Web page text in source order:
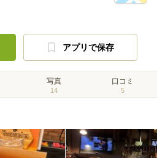
アプリで保存
写真
14
口コミ
5